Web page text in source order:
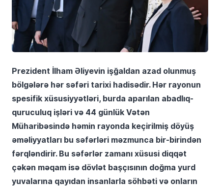
Prezident İlham Əliyevin işğaldan azad olunmuş
bölgələrə hər səfəri tarixi hadisədir. Hər rayonun
spesifik xüsusiyyətləri, burda aparılan abadlıq-
quruculuq işləri və 44 günlük Vətən
Müharibəsində həmin rayonda keçirilmiş döyüş
əməliyyatları bu səfərləri məzmunca bir-birindən
fərqləndirir. Bu səfərlər zamanı xüsusi diqqət
çəkən məqam isə dövlət başçısının doğma yurd
yuvalarına qayıdan insanlarla söhbəti və onların